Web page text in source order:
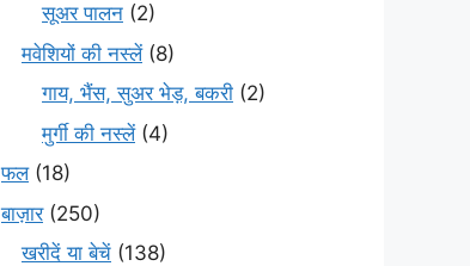
सूअर पालन (2)
मवेशियों की नस्लें(8)
गाय, भैंस, सुअर भेड़, बकरी (2)
मुर्गी की नस्लें(4)
फल(18)
बाज़ार(250)
खरीदें या बेचें (138)